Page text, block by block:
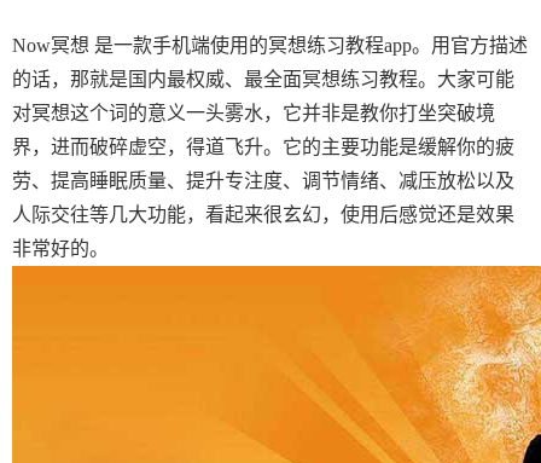
Now冥想 是一款手机端使用的冥想练习教程app。用官方描述
的话，那就是国内最权威、最全面冥想练习教程。大家可能
对冥想这个词的意义一头雾水，它并非是教你打坐突破境
界，进而破碎虚空，得道飞升。它的主要功能是缓解你的疲
劳、提高睡眠质量、提升专注度、调节情绪、减压放松以及
人际交往等几大功能，看起来很玄幻，使用后感觉还是效果
非常好的。